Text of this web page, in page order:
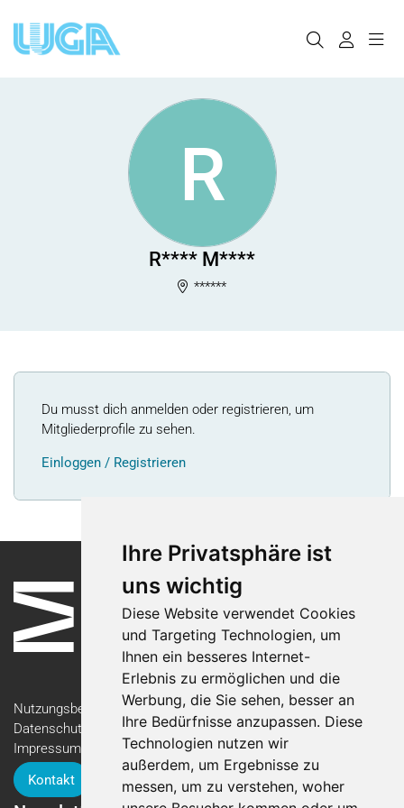
Ihre Privatsphäre ist
uns wichtig
Diese Website verwendet Cookies
und Targeting Technologien, um
Ihnen ein besseres Internet-
Erlebnis zu ermöglichen und die
Werbung, die Sie sehen, besser an
Ihre Bedürfnisse anzupassen. Diese
Technologien nutzen wir
außerdem, um Ergebnisse zu
messen, um zu verstehen, woher
R
R**** M****
******
Du musst dich anmelden oder registrieren, um
Mitgliederprofile zu sehen.
Einloggen / Registrieren
Nutzungsbedingungen
Datenschutzerklärung
Impressum
Kontakt